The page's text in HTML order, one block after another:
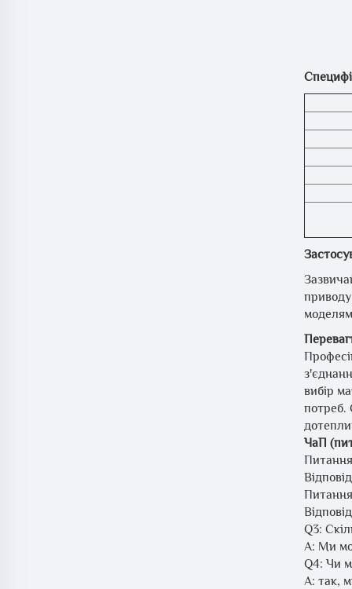
вибір
потреб.
ЧаП
Питання
Q3:
A: Ми
Q4: Чи
A: так,